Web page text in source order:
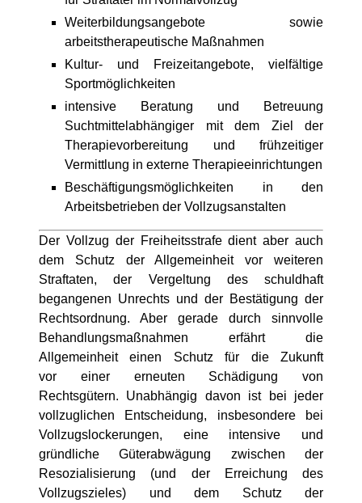
Weiterbildungsangebote sowie
arbeitstherapeutische Maßnahmen
Kultur- und Freizeitangebote, vielfältige
Sportmöglichkeiten
intensive Beratung und Betreuung
Suchtmittelabhängiger mit dem Ziel der
Therapievorbereitung und frühzeitiger
Vermittlung in externe Therapieeinrichtungen
Beschäftigungsmöglichkeiten in den
Arbeitsbetrieben der Vollzugsanstalten
Der Vollzug der Freiheitsstrafe dient aber auch
dem Schutz der Allgemeinheit vor weiteren
Straftaten, der Vergeltung des schuldhaft
begangenen Unrechts und der Bestätigung der
Rechtsordnung. Aber gerade durch sinnvolle
Behandlungsmaßnahmen erfährt die
Allgemeinheit einen Schutz für die Zukunft
vor einer erneuten Schädigung von
Rechtsgütern. Unabhängig davon ist bei jeder
vollzuglichen Entscheidung, insbesondere bei
Vollzugslockerungen, eine intensive und
gründliche Güterabwägung zwischen der
Resozialisierung (und der Erreichung des
Vollzugszieles) und dem Schutz der